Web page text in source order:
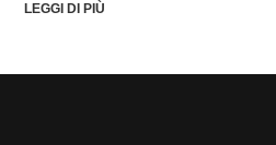
LEGGI DI PIÙ